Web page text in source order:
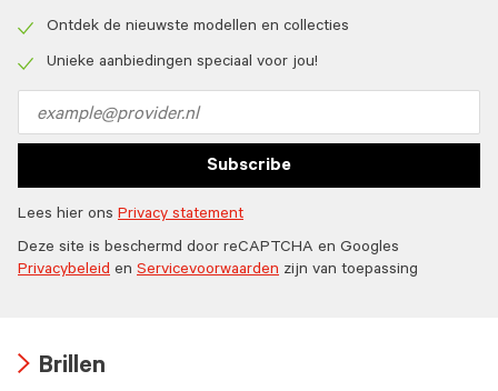
icon
icon
Ontdek de nieuwste modellen en collecties
Unieke aanbiedingen speciaal voor jou!
address
Subscribe
Lees hier ons Privacy statement
Deze site is beschermd door reCAPTCHA en Googles
Privacybeleid en Servicevoorwaarden zijn van toepassing
Brillen